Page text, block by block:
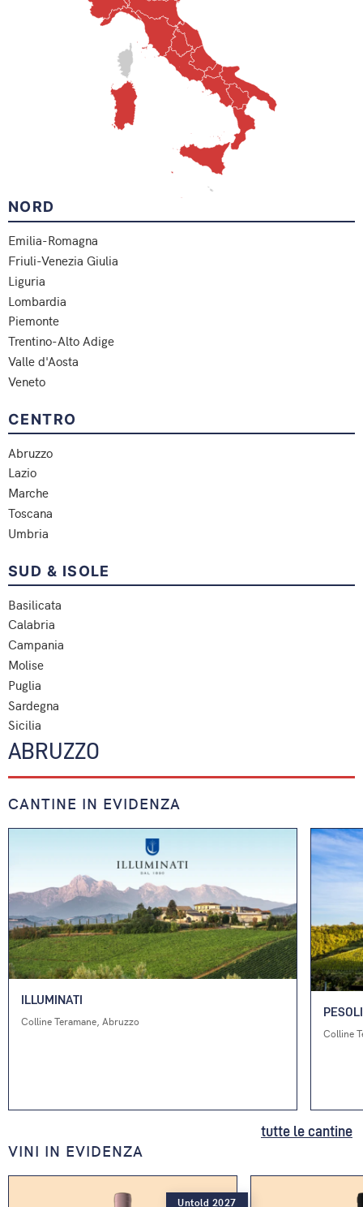
NORD
Emilia-Romagna
Friuli-Venezia Giulia
Liguria
Lombardia
Piemonte
Trentino-Alto Adige
Valle d'Aosta
Veneto
CENTRO
Abruzzo
Lazio
Marche
Toscana
Umbria
SUD & ISOLE
Basilicata
Calabria
Campania
Molise
Puglia
Sardegna
Sicilia
ABRUZZO
CANTINE IN EVIDENZA
ILLUMINATI
Colline Teramane, Abruzzo
Colline
tutte le cantine
VINI IN EVIDENZA
Untold 2027